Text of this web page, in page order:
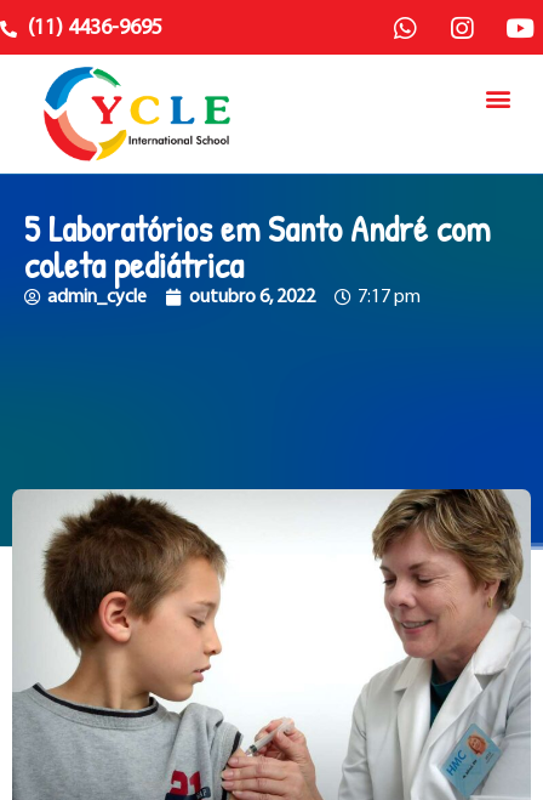
(11) 4436-9695
5 Laboratórios em Santo André com
coleta pediátrica
admin_cycle outubro 6, 2022 7:17 pm